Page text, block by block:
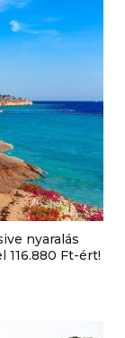
nyaralás
116.880 Ft-ért!